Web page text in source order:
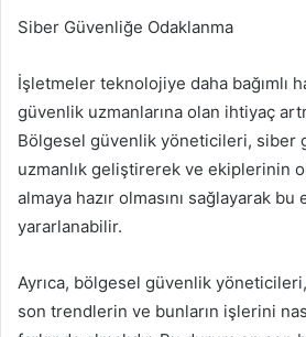
Siber Güvenliğe Odaklanma
İşletmeler teknolojiye daha bağımlı
güvenlik uzmanlarına olan ihtiyaç
Bölgesel güvenlik yöneticileri, siber
uzmanlık geliştirerek ve ekiplerinin
almaya hazır olmasını sağlayarak bu
yararlanabilir.
Ayrıca, bölgesel güvenlik
son trendlerin ve bunların işlerini